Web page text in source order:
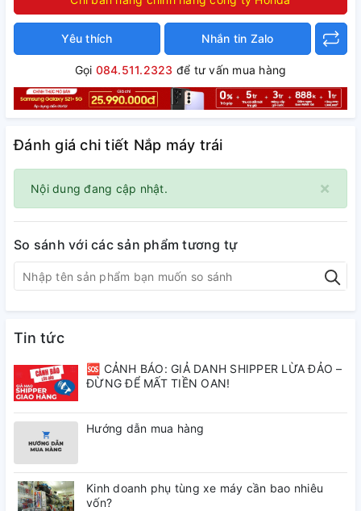
Yêu thích Nhắn tin Zalo
Gọi 084.511.2323 để tư vấn mua hàng
Đánh giá chi tiết Nắp máy trái
×
Nội dung đang cập nhật.
So sánh với các sản phẩm tương tự
Tin tức
🆘 CẢNH BÁO: GIẢ DANH SHIPPER LỪA ĐẢO –
ĐỪNG ĐỂ MẤT TIỀN OAN!
Hướng dẫn mua hàng
Kinh doanh phụ tùng xe máy cần bao nhiêu
vốn?